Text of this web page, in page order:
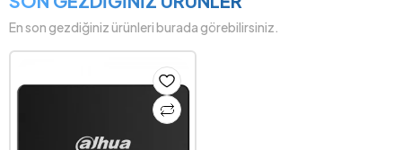
En son gezdiğiniz ürünleri burada görebilirsiniz.